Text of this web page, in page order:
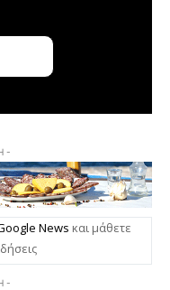
-
News και μάθετε
-